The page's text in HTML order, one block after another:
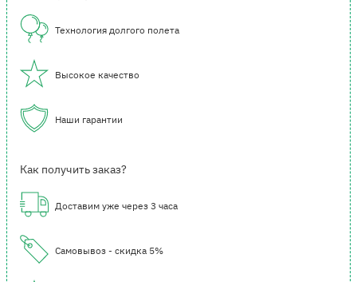
Технология долгого полета
Высокое качество
Наши гарантии
Как получить заказ?
Доставим уже через 3 часа
Самовывоз - скидка 5%